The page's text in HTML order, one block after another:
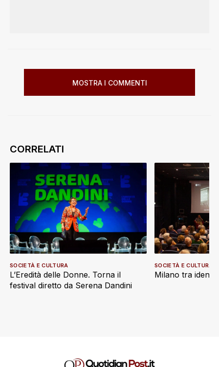
MOSTRA I COMMENTI
L’Eredità delle Donne. Torna il
festival diretto da Serena Dandini
SOCIETÀ E CULTURA
Milano tra
SOCIETÀ E CULTURA